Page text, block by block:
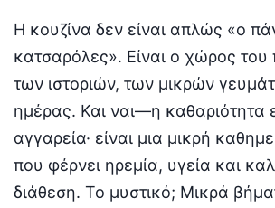
Η κουζίνα δεν είναι απλώς «ο
κατσαρόλες». Είναι ο χώρος
των ιστοριών, των μικρών
ημέρας. Και ναι—η καθαριότητα
αγγαρεία· είναι μια μικρή
που φέρνει ηρεμία, υγεία και
διάθεση. Το μυστικό; Μικρά